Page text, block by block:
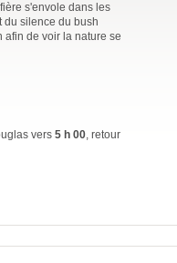
s'envole dans les
du silence du bush
afin de voir la nature se
vers 5 h 00, retour